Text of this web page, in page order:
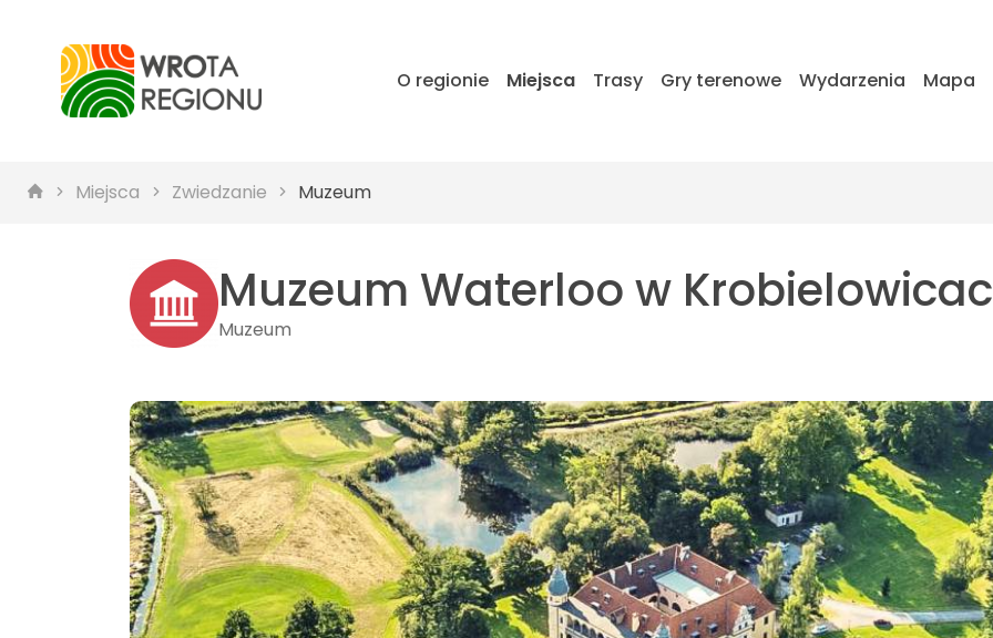
O regionie Miejsca Trasy Gry terenowe Wydarzenia Mapa
Miejsca Zwiedzanie Muzeum
Muzeum Waterloo w
Muzeum